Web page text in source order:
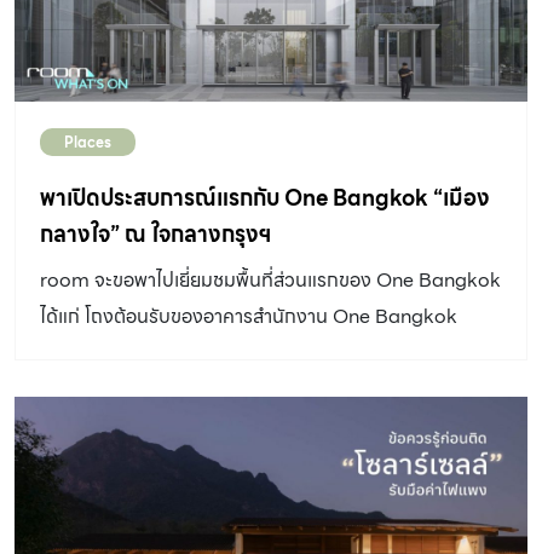
พอดี จึงอยากเชิญชวนให้ไปที่ La Bourse de Commerce
(ลา บูร์ซ เดอ กอมแมร์) Bourse de Commerce – Pinault
Collection พิพิธภัณฑ์เปิดใหม่ซึ่งตั้งอยู่ตรงกึ่งกลางระหว่าง
The Centre Pompidou ที่เราคุ้นเคย La Bourse de
Commerce เป็นพิพิธภัณฑ์ศิลปะร่วมสมัย ที่จัดแสดงผล
งานมากกว่า […]
Places
พาเปิดประสบการณ์แรกกับ One Bangkok “เมือง
กลางใจ” ณ ใจกลางกรุงฯ
room จะขอพาไปเยี่ยมชมพื้นที่ส่วนแรกของ One Bangkok
ได้แก่ โถงต้อนรับของอาคารสำนักงาน One Bangkok
พนักงานของบริษัทที่อยู่ในอาคารสำนักงาน One Bangkok
โดยเฉพาะ สำหรับเฟสแรกจะเปิดให้บริการในไตรมาสที่ 4 ของ
ปี 2567 นี้นั่นเอง วัน แบงค็อก ประกอบด้วย อาคาร
สำนักงานแบบพรีเมียม จำนวน 5 อาคาร โรงแรมระดับลักซ์ชัว
รี่และไลฟ์สไตล์ 5 แห่ง อาคารที่พักอาศัยระดับลักซ์ชัวรี่อีก